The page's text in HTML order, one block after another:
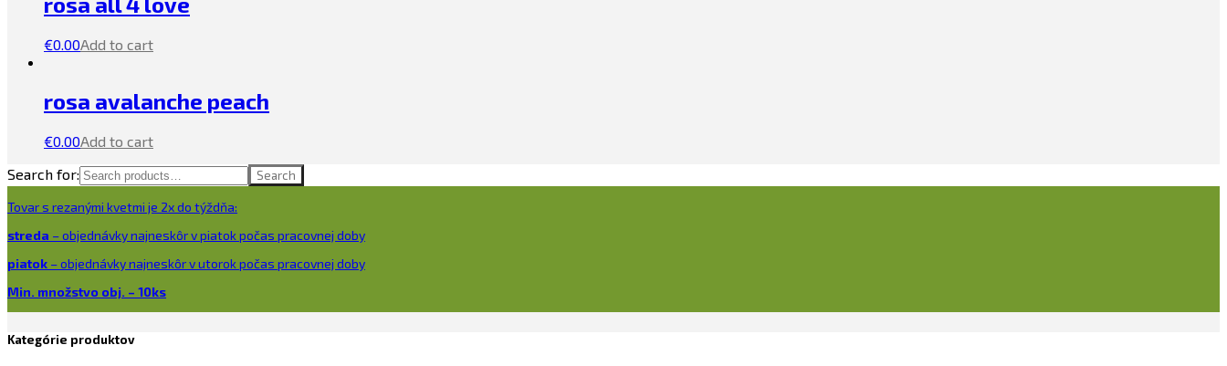
€0.00Add to cart
rosa avalanche peach
€0.00Add to cart
Search for:
Search
Tovar s rezanými kvetmi je 2x do týždňa:
streda – objednávky najneskôr v piatok počas pracovnej doby
piatok – objednávky najneskôr v utorok počas pracovnej doby
Min. množstvo obj. – 10ks
Kategórie produktov